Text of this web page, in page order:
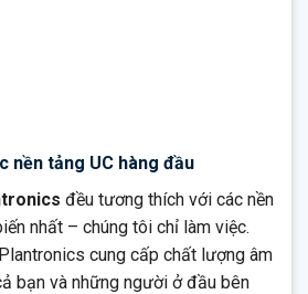
nền tảng UC hàng đầu
đều tương thích với các nền
nhất – chúng tôi chỉ làm việc.
cung cấp chất lượng âm
bạn và những người ở đầu bên